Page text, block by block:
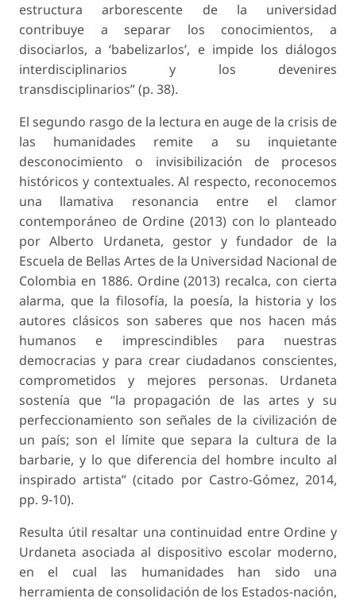
estructura arborescente de la universidad
contribuye a separar los conocimientos, a
disociarlos, a ‘babelizarlos’, e impide los diálogos
interdisciplinarios y los devenires
transdisciplinarios” (p. 38).
El segundo rasgo de la lectura en auge de la crisis de
las humanidades remite a su inquietante
desconocimiento o invisibilización de procesos
históricos y contextuales. Al respecto, reconocemos
una llamativa resonancia entre el clamor
contemporáneo de Ordine (2013) con lo planteado
por Alberto Urdaneta, gestor y fundador de la
Escuela de Bellas Artes de la Universidad Nacional de
Colombia en 1886. Ordine (2013) recalca, con cierta
alarma, que la filosofía, la poesía, la historia y los
autores clásicos son saberes que nos hacen más
humanos e imprescindibles para nuestras
democracias y para crear ciudadanos conscientes,
comprometidos y mejores personas. Urdaneta
sostenía que “la propagación de las artes y su
perfeccionamiento son señales de la civilización de
un país; son el límite que separa la cultura de la
barbarie, y lo que diferencia del hombre inculto al
inspirado artista” (citado por Castro-Gómez, 2014,
pp. 9-10).
Resulta útil resaltar una continuidad entre Ordine y
Urdaneta asociada al dispositivo escolar moderno,
en el cual las humanidades han sido una
herramienta de consolidación de los Estados-nación,